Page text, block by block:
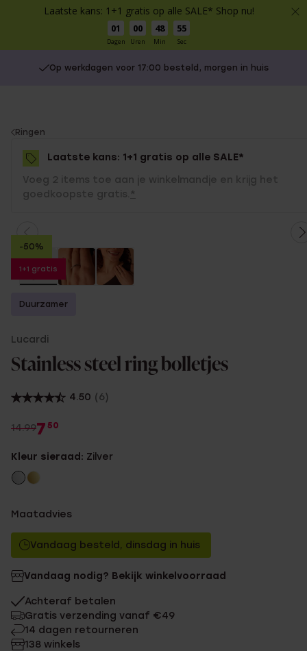
Laatste kans: 1+1 gratis op alle SALE* Shop nu!
01
Dagen
00
Uren
48
Min
55
Sec
Op werkdagen voor 17:00 besteld, morgen in huis
You
are
here:
Ringen
Laatste kans: 1+1 gratis op alle SALE*
Voeg 2 items toe aan je winkelmandje en krijg het
goedkoopste gratis. *
-50%
1+1 gratis
Duurzamer
Lucardi
Stainless steel ring bolletjes
4.50 (6)
14.997 50
Kleur sieraad: Zilver
Maatadvies
Vandaag besteld, dinsdag in huis
Vandaag nodig? Bekijk winkelvoorraad
Achteraf betalen
Gratis verzending vanaf €49
14 dagen retourneren
138 winkels